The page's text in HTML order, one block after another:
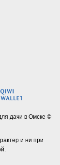
дачи в Омске ©
и ни при